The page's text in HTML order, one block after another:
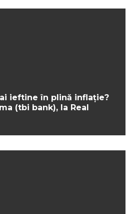
ieftine în plină inflație?
(tbi bank), la Real